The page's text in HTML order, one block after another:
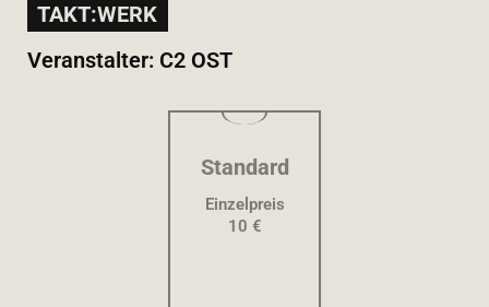
TAKT:WERK
Veranstalter: C2 OST
Standard
Einzelpreis
10 €